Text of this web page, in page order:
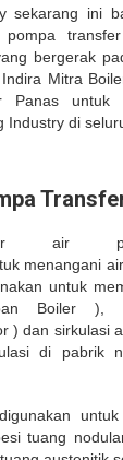
sekarang ini
pompa
bergerak
Mitra
Panas untuk
Industry di
air
menangani
untuk
Boiler ),
) dan sirkulasi
di pabrik
tuang